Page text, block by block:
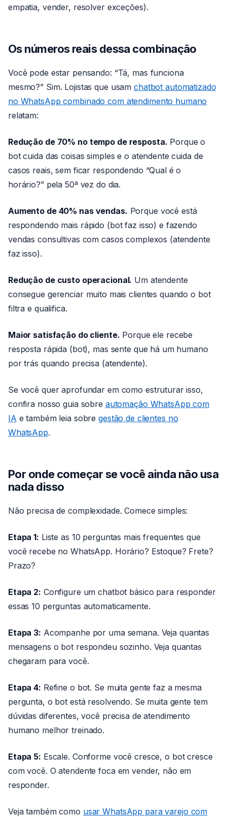
empatia, vender, resolver exceções).
Os números reais dessa combinação
Você pode estar pensando: “Tá, mas funciona
mesmo?” Sim. Lojistas que usamchatbot automatizado
no WhatsApp combinado com atendimento humano
relatam:
Redução de 70% no tempo de resposta. Porque o
bot cuida das coisas simples e o atendente cuida de
casos reais, sem ficar respondendo “Qual é o
horário?” pela 50ª vez do dia.
Aumento de 40% nas vendas. Porque você está
respondendo mais rápido (bot faz isso) e fazendo
vendas consultivas com casos complexos (atendente
faz isso).
Redução de custo operacional. Um atendente
consegue gerenciar muito mais clientes quando o bot
filtra e qualifica.
Maior satisfação do cliente. Porque ele recebe
resposta rápida (bot), mas sente que há um humano
por trás quando precisa (atendente).
Se você quer aprofundar em como estruturar isso,
confira nosso guia sobre automação WhatsApp com
IA e também leia sobregestão de clientes no
WhatsApp.
Por onde começar se você ainda não usa
nada disso
Não precisa de complexidade. Comece simples:
Etapa 1: Liste as 10 perguntas mais frequentes que
você recebe no WhatsApp. Horário? Estoque? Frete?
Prazo?
Etapa 2: Configure um chatbot básico para responder
essas 10 perguntas automaticamente.
Etapa 3: Acompanhe por uma semana. Veja quantas
mensagens o bot respondeu sozinho. Veja quantas
chegaram para você.
Etapa 4: Refine o bot. Se muita gente faz a mesma
pergunta, o bot está resolvendo. Se muita gente tem
dúvidas diferentes, você precisa de atendimento
humano melhor treinado.
Etapa 5: Escale. Conforme você cresce, o bot cresce
com você. O atendente foca em vender, não em
responder.
Veja também como usar WhatsApp para varejo com